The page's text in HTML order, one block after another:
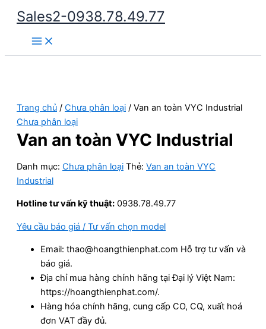
Nhảy
dung
Sales2-0938.78.49.77
Main
Menu
Trang chủ / Chưa phân loại / Van an toàn VYC Industrial
Chưa phân loại
Van an toàn VYC Industrial
Danh mục: Chưa phân loại Thẻ: Van an toàn VYC
Industrial
Hotline tư vấn kỹ thuật: 0938.78.49.77
Yêu cầu báo giá / Tư vấn chọn model
Email: thao@hoangthienphat.com Hỗ trợ tư vấn và
báo giá.
Địa chỉ mua hàng chính hãng tại Đại lý Việt Nam:
https://hoangthienphat.com/.
Hàng hóa chính hãng, cung cấp CO, CQ, xuất hoá
đơn VAT đầy đủ.